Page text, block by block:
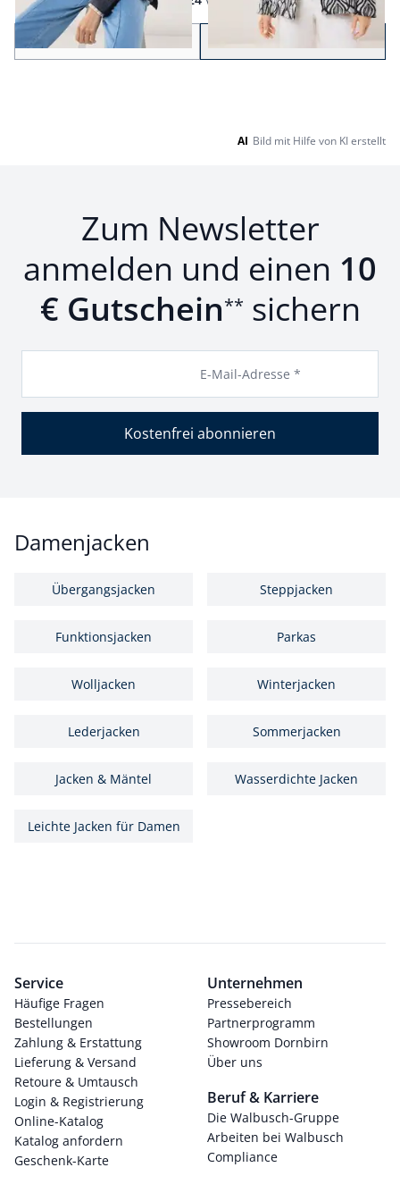
Zurück Weiterzu Seite 2
AI Bild mit Hilfe von KI erstellt
Zum Newsletter
anmelden und einen 10
€ Gutschein** sichern
E-Mail-Adresse *
Kostenfrei abonnieren
Damenjacken
Übergangsjacken Steppjacken
Funktionsjacken Parkas
Wolljacken Winterjacken
Lederjacken Sommerjacken
Jacken & Mäntel Wasserdichte Jacken
Leichte Jacken für Damen
Service
Häufige Fragen
Bestellungen
Zahlung & Erstattung
Lieferung & Versand
Retoure & Umtausch
Login & Registrierung
Online-Katalog
Katalog anfordern
Geschenk-Karte
Unternehmen
Pressebereich
Partnerprogramm
Showroom Dornbirn
Über uns
Beruf & Karriere
Die Walbusch-Gruppe
Arbeiten bei Walbusch
Compliance